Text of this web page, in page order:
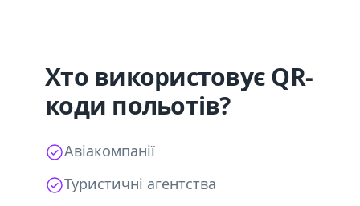
Хто використовує QR-
коди польотів?
Авіакомпанії
Туристичні агентства